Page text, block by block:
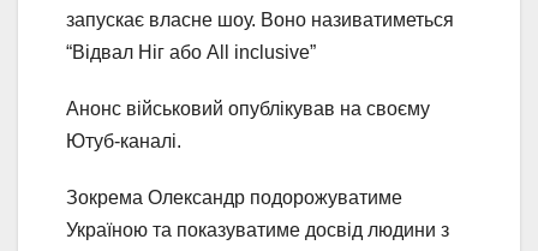
запускає власне шоу. Воно називатиметься
“Відвал Ніг або All inclusive”
Анонс військовий опублікував на своєму
Ютуб-каналі.
Зокрема Олександр подорожуватиме
Україною та показуватиме досвід людини з